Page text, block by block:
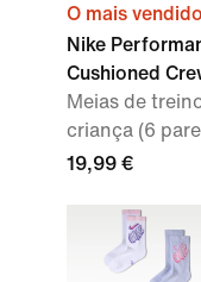
O mais vendido
Nike
Cushioned
Meias de
criança (6
19,99 €